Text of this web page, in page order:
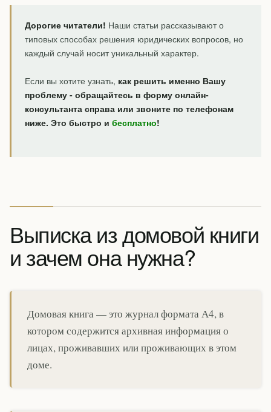
Дорогие читатели! Наши статьи рассказывают о
типовых способах решения юридических вопросов, но
каждый случай носит уникальный характер.
Если вы хотите узнать, как решить именно Вашу
проблему - обращайтесь в форму онлайн-
консультанта справа или звоните по телефонам
ниже. Это быстро и бесплатно!
Выписка из домовой книги
и зачем она нужна?
Домовая книга — это журнал формата А4, в
котором содержится архивная информация о
лицах, проживавших или проживающих в этом
доме.